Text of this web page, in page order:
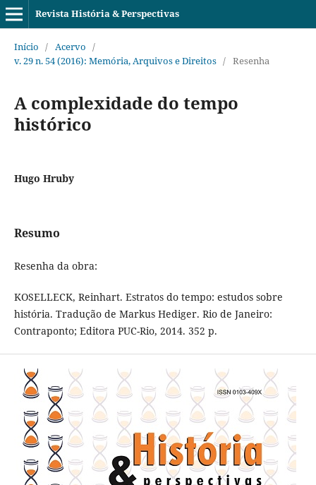
Revista História & Perspectivas
Início / Acervo /
v. 29 n. 54 (2016): Memória, Arquivos e Direitos / Resenha
A complexidade do tempo
histórico
Hugo Hruby
Resumo
Resenha da obra:
KOSELLECK, Reinhart. Estratos do tempo: estudos sobre
história. Tradução de Markus Hediger. Rio de Janeiro:
Contraponto; Editora PUC-Rio, 2014. 352 p.